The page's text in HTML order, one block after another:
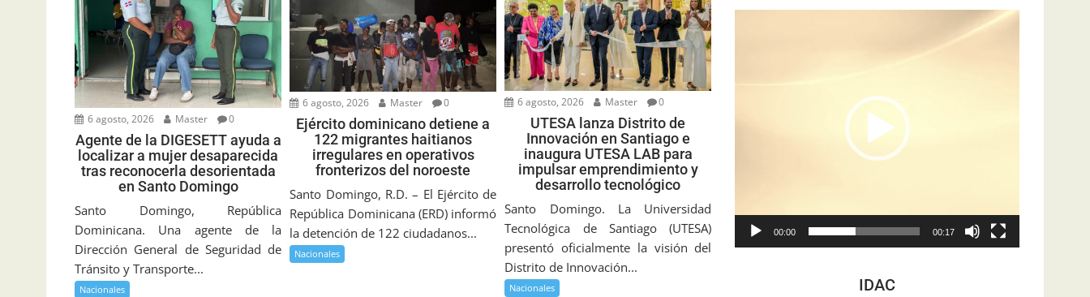
6 agosto, 2026 Master 0
Agente de la DIGESETT ayuda a
localizar a mujer desaparecida
tras reconocerla desorientada
en Santo Domingo
Santo Domingo, República
Dominicana. Una agente de la
Dirección General de Seguridad de
Tránsito y Transporte...
Nacionales
6 agosto, 2026 Master 0
Ejército dominicano detiene a
122 migrantes haitianos
irregulares en operativos
fronterizos del noroeste
Santo Domingo, R.D. – El Ejército de
República Dominicana (ERD) informó
la detención de 122 ciudadanos...
Nacionales
6 agosto, 2026 Master 0
UTESA lanza Distrito de
Innovación en Santiago e
inaugura UTESA LAB para
impulsar emprendimiento y
desarrollo tecnológico
Santo Domingo. La Universidad
Tecnológica de Santiago (UTESA)
presentó oficialmente la visión del
Distrito de Innovación...
Nacionales
00:00 00:17
IDAC